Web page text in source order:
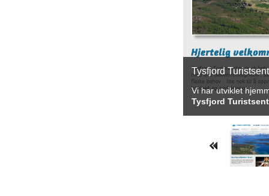
Tysfjord
Vi har utviklet
Tysfjord